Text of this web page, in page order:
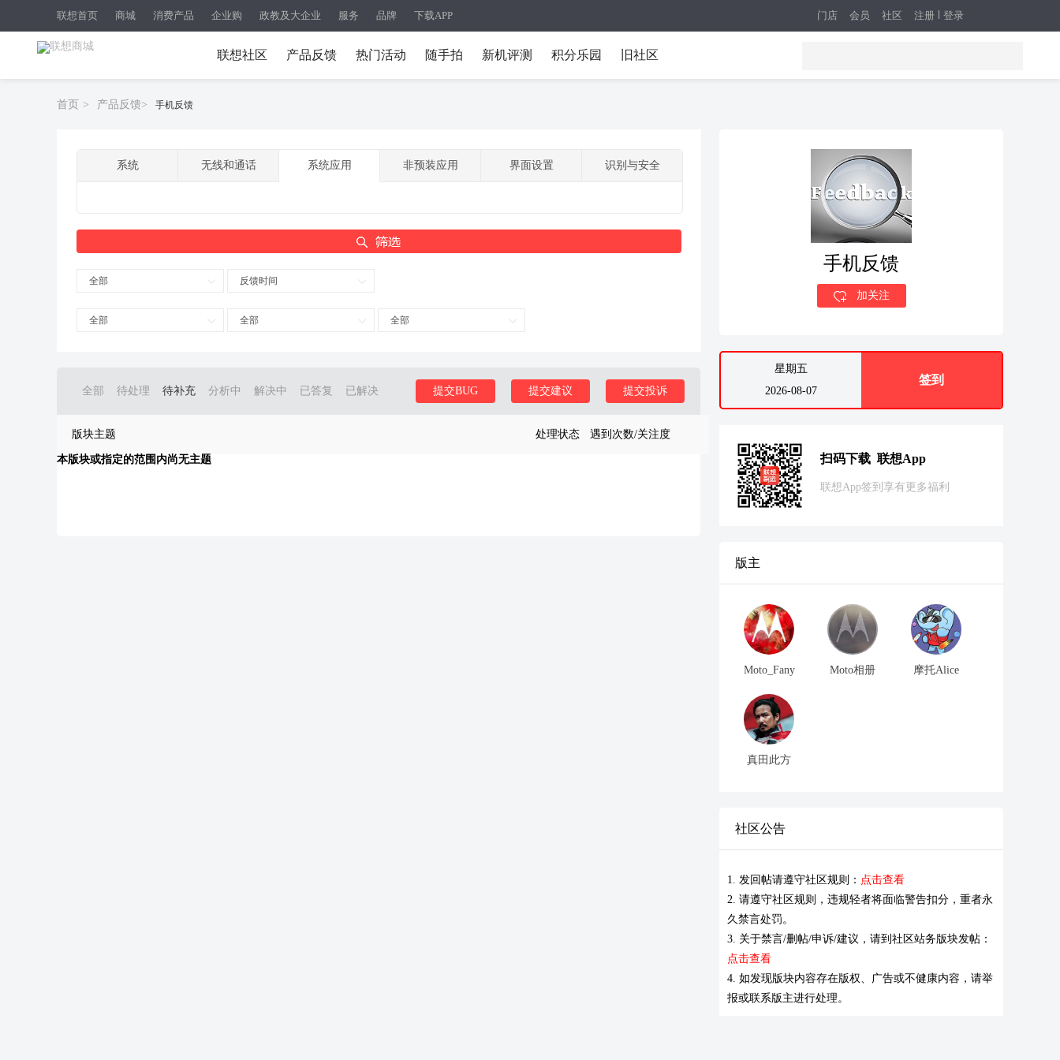
联想首页 商城 消费产品 企业购 政教及大企业 服务 品牌 下载APP 注册 登录
门店 会员 社区
联想社区 产品反馈 热门活动 随手拍 新机评测 积分乐园 旧社区
首页 > 产品反馈> 手机反馈
系统 无线和通话 系统应用 非预装应用 界面设置 识别与安全
全部 反馈时间
全部 全部 全部
全部 待处理 待补充 分析中 解决中 已答复 已解决 提交投诉
提交建议
提交BUG
版块主题 处理状态 遇到次数/关注度
本版块或指定的范围内尚无主题
手机反馈
加关注
星期五
2026-08-07
签到
扫码下载 联想App
联想App签到享有更多福利
版主
Moto_Fany Moto相册 摩托Alice
真田此方
社区公告
1. 发回帖请遵守社区规则： 点击查看
2. 请遵守社区规则，违规轻者将面临警告扣分，重者永
久禁言处罚。
3. 关于禁言/删帖/申诉/建议，请到社区站务版块发帖：
点击查看
4. 如发现版块内容存在版权、广告或不健康内容，请举
报或联系版主进行处理。